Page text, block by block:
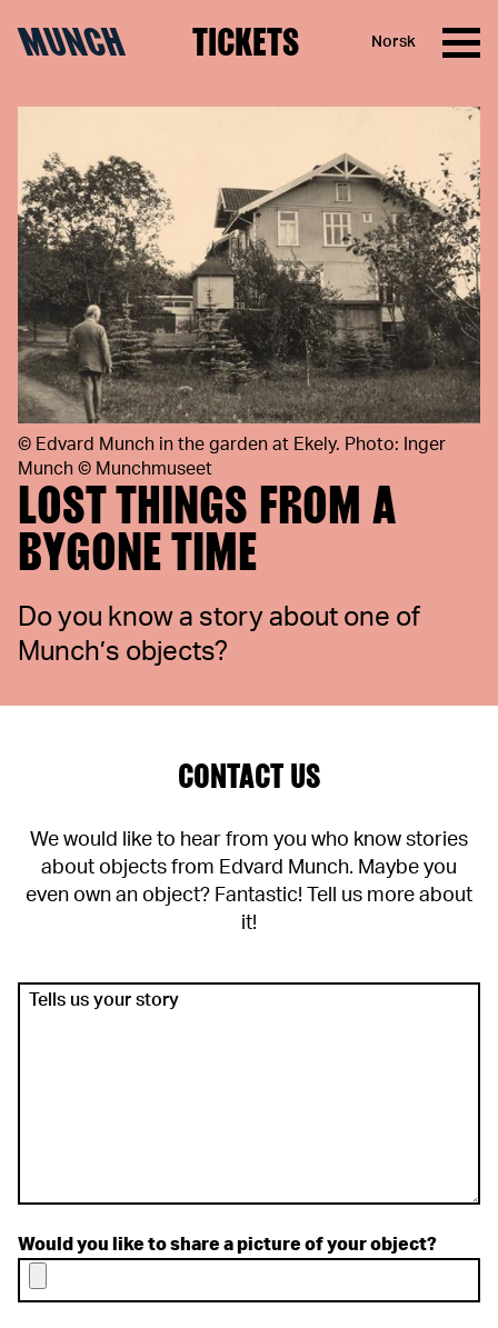
MUNCH TICKETS Norsk
LOST THINGS FROM A
BYGONE TIME
Do you know a story about one of
Munch’s objects?
© Edvard Munch in the garden at Ekely. Photo: Inger
Munch © Munchmuseet
CONTACT US
We would like to hear from you who know stories
about objects from Edvard Munch. Maybe you
even own an object? Fantastic! Tell us more about
it!
Would you like to share a picture of your object?